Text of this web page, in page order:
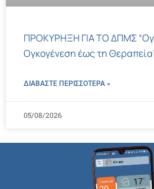
ΠΡΟΚΥΡΗΞΗ ΓΙΑ ΤΟ ΔΠΜΣ
Ογκογένεση έως τη
ΔΙΑΒΑΣΤΕ ΠΕΡΙΣΣΌΤΕΡΑ »
05/08/2026